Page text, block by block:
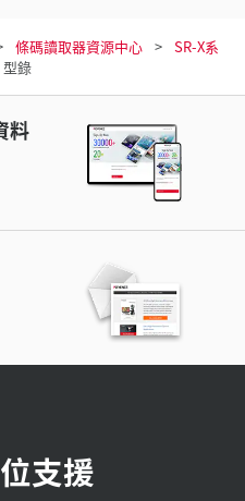
條碼讀取器資源中心
SR-X系
型錄
料
支援